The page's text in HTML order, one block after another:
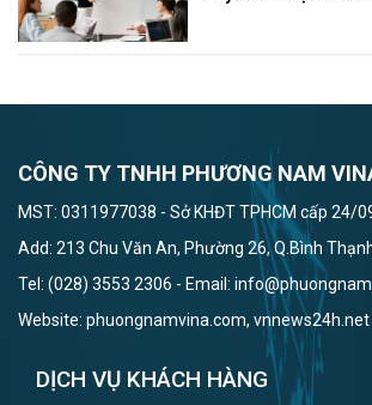
CÔNG TY TNHH PHƯƠNG NAM
MST: 0311977038 - Sở KHĐT TPHCM cấp 24/
Add: 213 Chu Văn An, Phường 26, Q.Bình
Tel: (028) 3553 2306 - Email:
Website: phuongnamvina.com, vnnews24h.net
DỊCH VỤ KHÁCH HÀNG